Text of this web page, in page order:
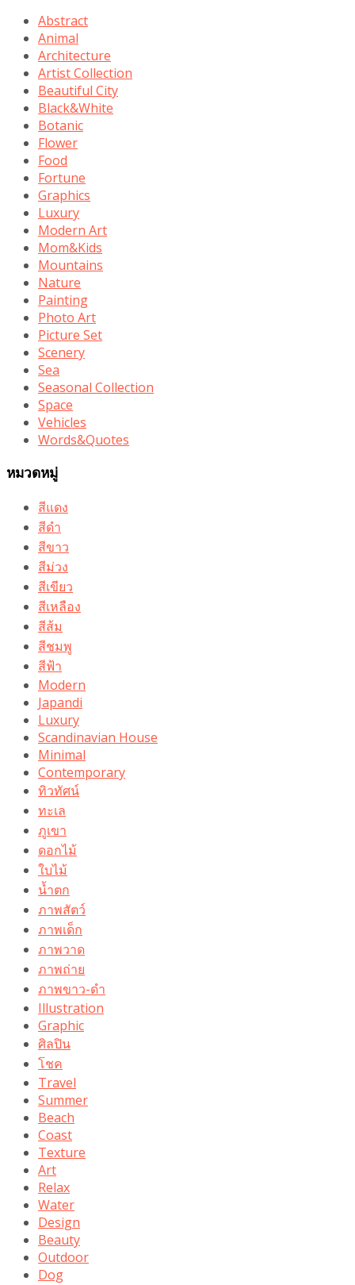
Abstract
Animal
Architecture
Artist Collection
Beautiful City
Black&White
Botanic
Flower
Food
Fortune
Graphics
Luxury
Modern Art
Mom&Kids
Mountains
Nature
Painting
Photo Art
Picture Set
Scenery
Sea
Seasonal Collection
Space
Vehicles
Words&Quotes
หมวดหมู่
สีแดง
สีดำ
สีขาว
สีม่วง
สีเขียว
สีเหลือง
สีส้ม
สีชมพู
สีฟ้า
Modern
Japandi
Luxury
Scandinavian House
Minimal
Contemporary
ทิวทัศน์
ทะเล
ภูเขา
ดอกไม้
ใบไม้
น้ำตก
ภาพสัตว์
ภาพเด็ก
ภาพวาด
ภาพถ่าย
ภาพขาว-ดำ
Illustration
Graphic
ศิลปิน
โชค
Travel
Summer
Beach
Coast
Texture
Art
Relax
Water
Design
Beauty
Outdoor
Dog